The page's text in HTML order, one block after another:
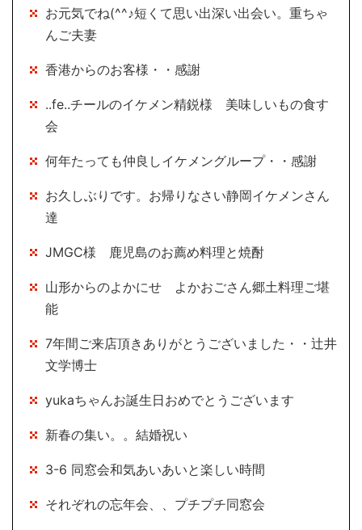
お元気でね(^^♪短くて思い出深い出会い。重ちゃ
んご夫妻
香港からのお客様・・感謝
..fe..チールのイケメン精鋭様 美味しいもの食す
会
何年たっても仲良しイケメングループ・・感謝
お久しぶりです。お帰りなさい静岡イケメンさん
達
JMGC様 鹿児島のお薦め料理と焼酎
山形からのよかにせ よかおごさん郷土料理ご堪
能
7年間ご来店頂きありがとうございました・・辻井
文学博士
yukaちゃんお誕生日おめでとうございます
新春の集い。。結婚祝い
3-6 同窓会和気あいあいと楽しい時間
それぞれの忘年会、、プチプチ同窓会